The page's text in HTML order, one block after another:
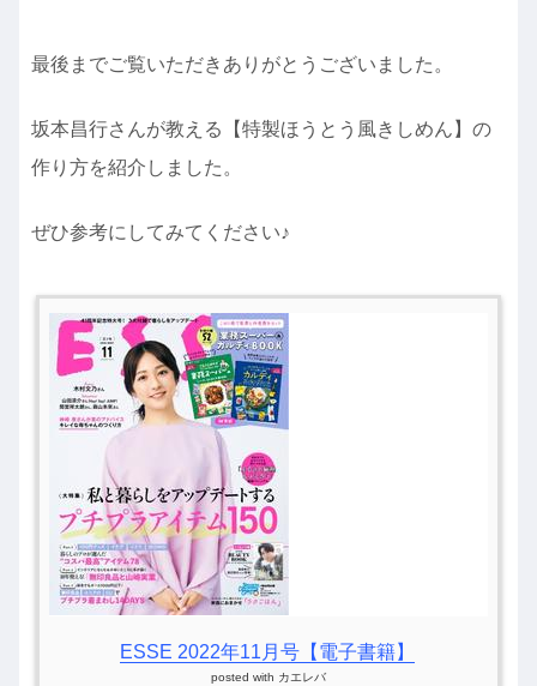
最後までご覧いただきありがとうございました。
坂本昌行さんが教える【特製ほうとう風きしめん】の
作り方を紹介しました。
ぜひ参考にしてみてください♪
ESSE 2022年11月号【電子書籍】
posted with カエレバ